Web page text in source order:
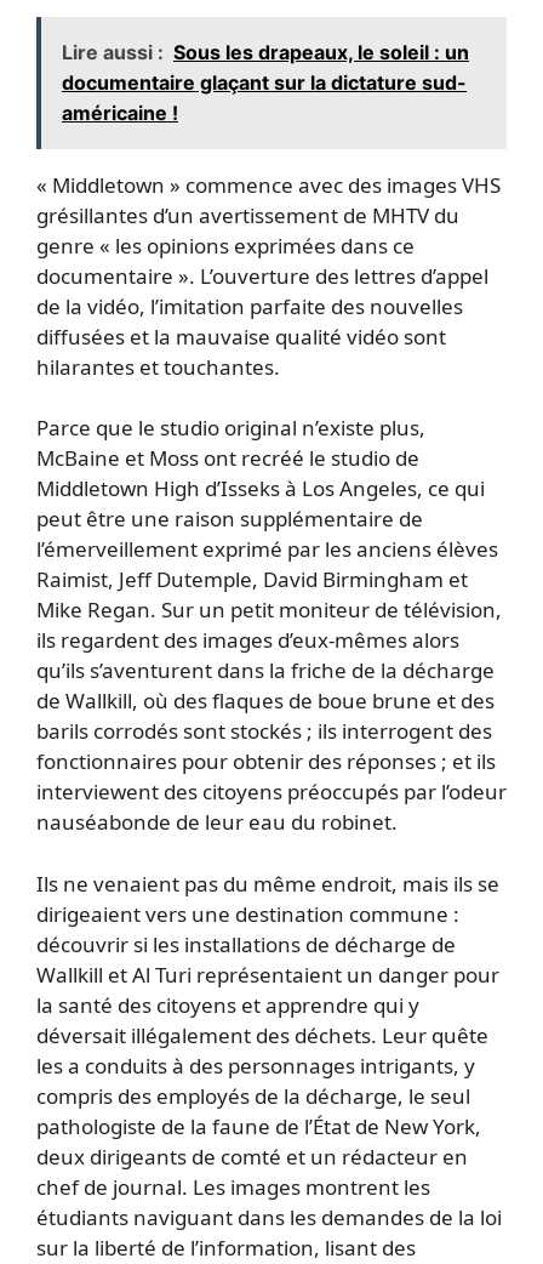
Lire aussi : Sous les drapeaux, le soleil : un
documentaire glaçant sur la dictature sud-
américaine !
« Middletown » commence avec des images VHS
grésillantes d’un avertissement de MHTV du
genre « les opinions exprimées dans ce
documentaire ». L’ouverture des lettres d’appel
de la vidéo, l’imitation parfaite des nouvelles
diffusées et la mauvaise qualité vidéo sont
hilarantes et touchantes.
Parce que le studio original n’existe plus,
McBaine et Moss ont recréé le studio de
Middletown High d’Isseks à Los Angeles, ce qui
peut être une raison supplémentaire de
l’émerveillement exprimé par les anciens élèves
Raimist, Jeff Dutemple, David Birmingham et
Mike Regan. Sur un petit moniteur de télévision,
ils regardent des images d’eux-mêmes alors
qu’ils s’aventurent dans la friche de la décharge
de Wallkill, où des flaques de boue brune et des
barils corrodés sont stockés ; ils interrogent des
fonctionnaires pour obtenir des réponses ; et ils
interviewent des citoyens préoccupés par l’odeur
nauséabonde de leur eau du robinet.
Ils ne venaient pas du même endroit, mais ils se
dirigeaient vers une destination commune :
découvrir si les installations de décharge de
Wallkill et Al Turi représentaient un danger pour
la santé des citoyens et apprendre qui y
déversait illégalement des déchets. Leur quête
les a conduits à des personnages intrigants, y
compris des employés de la décharge, le seul
pathologiste de la faune de l’État de New York,
deux dirigeants de comté et un rédacteur en
chef de journal. Les images montrent les
étudiants naviguant dans les demandes de la loi
sur la liberté de l’information, lisant des